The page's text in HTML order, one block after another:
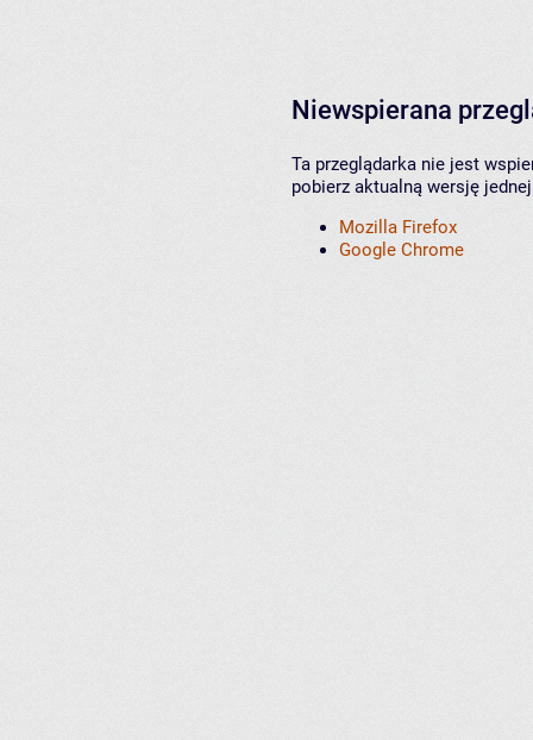
Niewspierana
Ta przeglądarka nie jest
pobierz aktualną wersję
Mozilla Firefox
Google Chrome